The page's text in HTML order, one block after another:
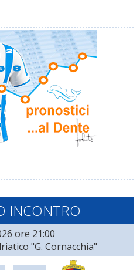
INCONTRO
ore 21:00
"G. Cornacchia"